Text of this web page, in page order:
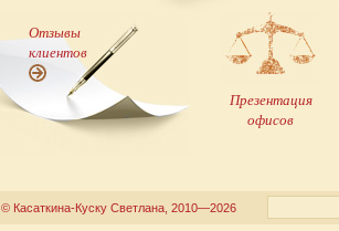
Отзывы
клиентов
Презентация
офисов
© Касаткина-Куску Светлана, 2010—2026